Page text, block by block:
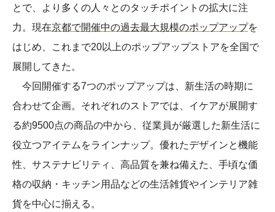
とで、より多くの人々とのタッチポイントの拡大に注
力。現在京都で開催中の過去最大規模のポップアップを
はじめ、これまで20以上のポップアップストアを全国で
展開してきた。
今回開催する7つのポップアップは、新生活の時期に
合わせて企画。それぞれのストアでは、イケアが展開す
る約9500点の商品の中から、従業員が厳選した新生活に
役立つアイテムをラインナップ。優れたデザインと機能
性、サステナビリティ、高品質を兼ね備えた、手頃な価
格の収納・キッチン用品などの生活雑貨やインテリア雑
貨を中心に揃える。